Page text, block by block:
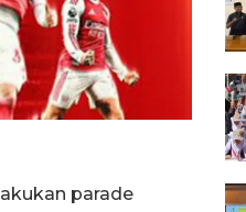
parade